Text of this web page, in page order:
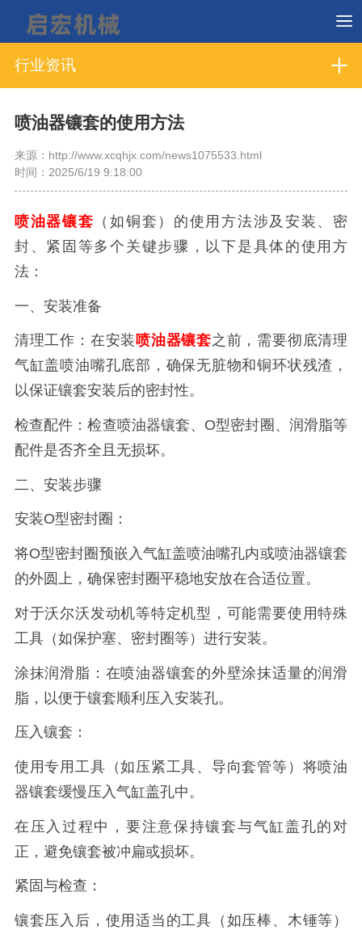
行业资讯
喷油器镶套的使用方法
来源：http://www.xcqhjx.com/news1075533.html
时间：2025/6/19 9:18:00
喷油器镶套 （如铜套）的使用方法涉及安装、密
封、紧固等多个关键步骤，以下是具体的使用方
法：
一、安装准备
清理工作：在安装喷油器镶套之前，需要彻底清理
气缸盖喷油嘴孔底部，确保无脏物和铜环状残渣，
以保证镶套安装后的密封性。
检查配件：检查喷油器镶套、O型密封圈、润滑脂等
配件是否齐全且无损坏。
二、安装步骤
安装O型密封圈：
将O型密封圈预嵌入气缸盖喷油嘴孔内或喷油器镶套
的外圆上，确保密封圈平稳地安放在合适位置。
对于沃尔沃发动机等特定机型，可能需要使用特殊
工具（如保护塞、密封圈等）进行安装。
涂抹润滑脂：在喷油器镶套的外壁涂抹适量的润滑
脂，以便于镶套顺利压入安装孔。
压入镶套：
使用专用工具（如压紧工具、导向套管等）将喷油
器镶套缓慢压入气缸盖孔中。
在压入过程中，要注意保持镶套与气缸盖孔的对
正，避免镶套被冲扁或损坏。
紧固与检查：
镶套压入后，使用适当的工具（如压棒、木锤等）